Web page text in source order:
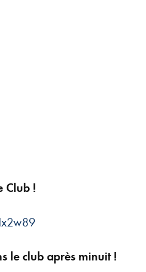
Club !
le club après minuit !